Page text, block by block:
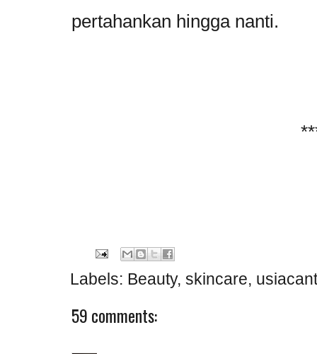
pertahankan hingga nanti.
Labels: Beauty, skincare,
59 comments: